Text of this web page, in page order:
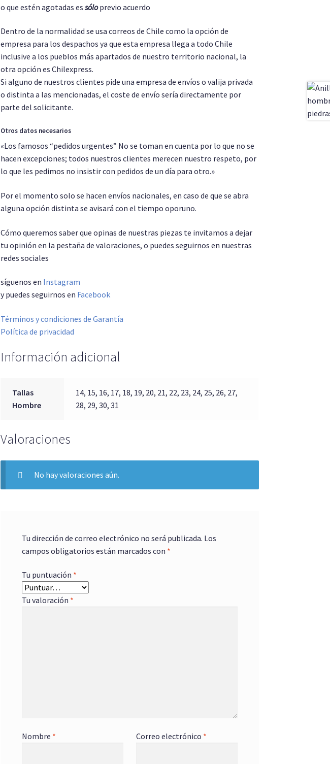
o que estén agotadas essóloprevio acuerdo
Dentro de la normalidad se usa correos de Chile como la opción de
empresa para los despachos ya que esta empresa llega a todo Chile
inclusive a los pueblos más apartados de nuestro territorio nacional, la
otra opción es Chilexpress.
Si alguno de nuestros clientes pide una empresa de envíos o valija privada
o distinta a las mencionadas, el coste de envío sería directamente por
parte del solicitante.
Otros datos necesarios
«Los famosos “pedidos urgentes” No se toman en cuenta por lo que no se
hacen excepciones; todos nuestros clientes merecen nuestro respeto, por
lo que les pedimos no insistir con pedidos de un día para otro.»
Por el momento solo se hacen envíos nacionales, en caso de que se abra
alguna opción distinta se avisará con el tiempo oporuno.
Cómo queremos saber que opinas de nuestras piezas te invitamos a dejar
tu opinión en la pestaña de valoraciones, o puedes seguirnos en nuestras
redes sociales
síguenos en Instagram
y puedes seguirnos en Facebook
Términos y condiciones de Garantía
Política de privacidad
Información adicional
Tallas
Hombre
14, 15, 16, 17, 18, 19, 20, 21, 22, 23, 24, 25, 26, 27,
28, 29, 30, 31
Valoraciones
No hay valoraciones aún.
Tu dirección de correo electrónico no será publicada. Los
campos obligatorios están marcados con *
Tu puntuación *
Tu valoración *
Nombre * Correo electrónico *